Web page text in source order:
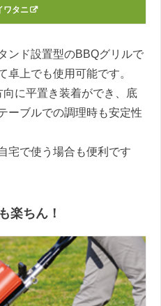
ワタニ
ンド設置型のBBQグリルで
卓上でも使用可能です。
に平置き装着ができ、底
ーブルでの調理時も安定性
宅で使う場合も便利です
楽ちん！